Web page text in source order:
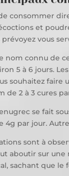
consommer
et
prévoyez vous
nom connu de
5 à 6 jours.
souhaitez faire
de 2 à 3 cures
se fait
4g par jour.
sont à
aboutir sur
sachant que